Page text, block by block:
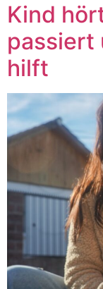
Kind
passiert
hilft